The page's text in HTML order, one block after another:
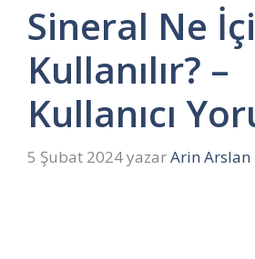
Sineral Ne
Kullanılır? –
Kullanıcı
5 Şubat 2024yazarArin Arslan